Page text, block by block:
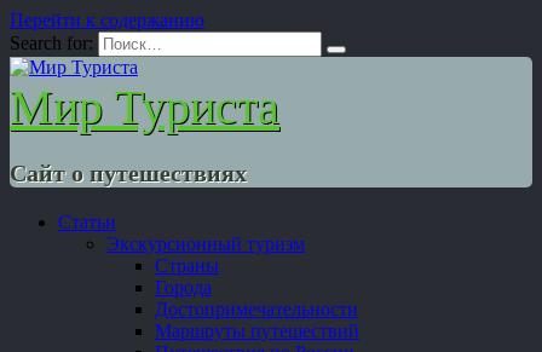
Перейти к содержанию
Search for:
Мир Туриста
Сайт о путешествиях
Статьи
Экскурсионный туризм
Страны
Города
Достопримечательности
Маршруты путешествий